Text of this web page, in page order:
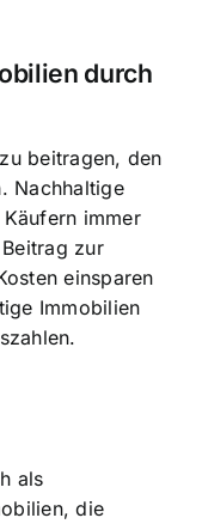
durch
beitragen, den
Nachhaltige
immer
zur
einsparen
Immobilien
als
die